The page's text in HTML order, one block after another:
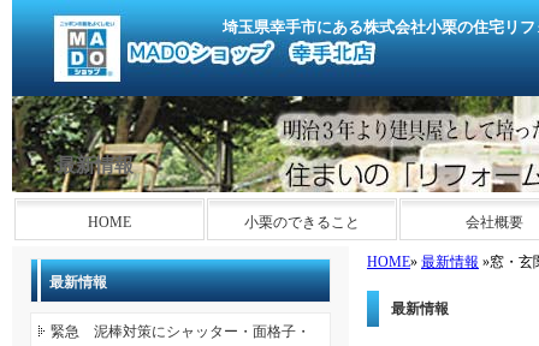
埼玉県幸手市にある株式会社小栗の住宅リ
最新情報
HOME 小栗のできること 会社概要
HOME» 最新情報 »窓・玄
最新情報
最新情報
緊急 泥棒対策にシャッター・面格子・